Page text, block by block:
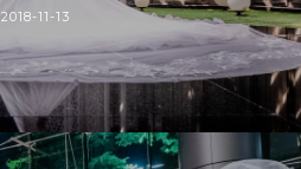
2018-11-13